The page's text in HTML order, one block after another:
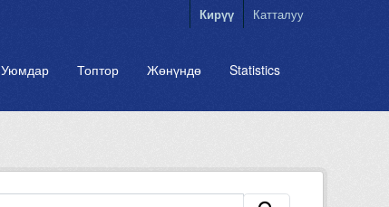
Кирүү Катталуу
Уюмдар Топтор Жөнүндө Statistics